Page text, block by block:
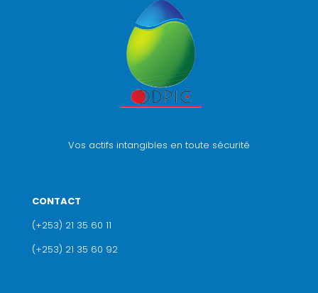
Vos actifs intangibles en toute sécurité
CONTACT
(+253) 21 35 60 11
(+253) 21 35 60 92